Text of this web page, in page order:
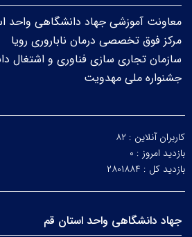
معاونت آموزشی جهاد دانشگاهی واحد
مرکز فوق تخصصی درمان ناباروری رویا
سازمان تجاری سازی فناوری و اشتغال
جشنواره ملی مهدویت
کاربران آنلاین : ۸۲
بازدید امروز : ۰
بازدید کل : ۲۸۰۱۸۸۴
جهاد دانشگاهی واحد استان قم